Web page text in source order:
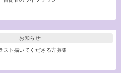
お知らせ
スト描いてくださる方募集